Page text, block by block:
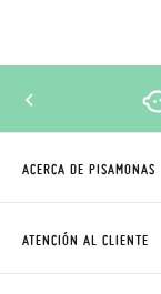
ACERCA DE PISAMONAS
CÓMO COMPRAR
ATENCIÓN AL CLIENTE